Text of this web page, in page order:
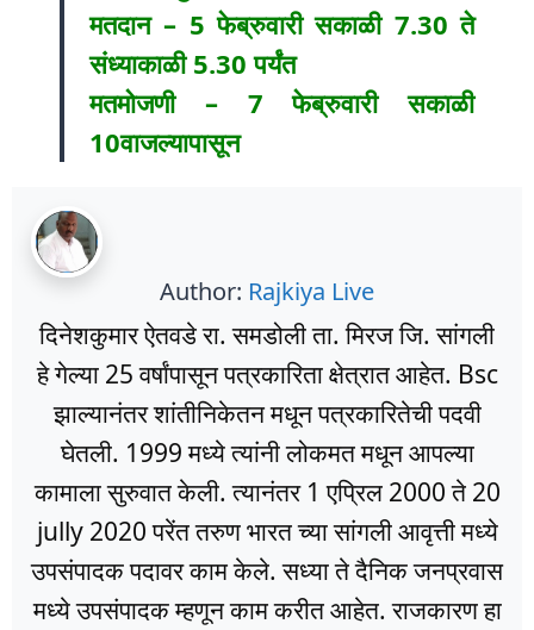
मतदान – 5 फेब्रुवारी सकाळी 7.30 ते
संध्याकाळी 5.30 पर्यंत
मतमोजणी – 7 फेब्रुवारी सकाळी
10वाजल्यापासून
Author: Rajkiya Live
दिनेशकुमार ऐतवडे रा. समडोली ता. मिरज जि. सांगली
हे गेल्या 25 वर्षांपासून पत्रकारिता क्षेत्रात आहेत. Bsc
झाल्यानंतर शांतीनिकेतन मधून पत्रकारितेची पदवी
घेतली. 1999 मध्ये त्यांनी लोकमत मधून आपल्या
कामाला सुरुवात केली. त्यानंतर 1 एप्रिल 2000 ते 20
jully 2020 परेंत तरुण भारत च्या सांगली आवृत्ती मध्ये
उपसंपादक पदावर काम केले. सध्या ते दैनिक जनप्रवास
मध्ये उपसंपादक म्हणून काम करीत आहेत. राजकारण हा